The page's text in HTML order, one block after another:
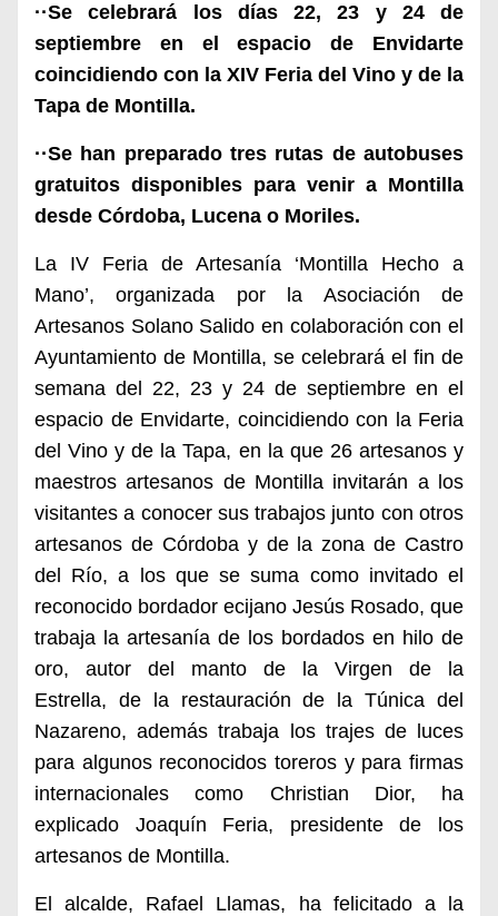
··Se celebrará los días 22, 23 y 24 de
septiembre en el espacio de Envidarte
coincidiendo con la XIV Feria del Vino y de la
Tapa de Montilla.
··Se han preparado tres rutas de autobuses
gratuitos disponibles para venir a Montilla
desde Córdoba, Lucena o Moriles.
La IV Feria de Artesanía ‘Montilla Hecho a
Mano’, organizada por la Asociación de
Artesanos Solano Salido en colaboración con el
Ayuntamiento de Montilla, se celebrará el fin de
semana del 22, 23 y 24 de septiembre en el
espacio de Envidarte, coincidiendo con la Feria
del Vino y de la Tapa, en la que 26 artesanos y
maestros artesanos de Montilla invitarán a los
visitantes a conocer sus trabajos junto con otros
artesanos de Córdoba y dela zona de Castro
del Río,a los que se suma como invitadoel
reconocido bordador ecijano Jesús Rosado, que
trabaja la artesanía de los bordados en hilo de
oro, autor del manto de la Virgen de la
Estrella, de la restauración de la Túnica del
Nazareno,ademástrabaja los trajes de luces
para algunos reconocidos toreros y para firmas
internacionales como Christian Dior, ha
explicado Joaquín Feria, presidente de los
artesanos de Montilla.
El alcalde, Rafael Llamas, ha felicitado a la